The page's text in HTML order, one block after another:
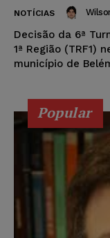
NOTÍCIAS
Decisão da 6ª
1ª Região (TRF1)
município de
Popular